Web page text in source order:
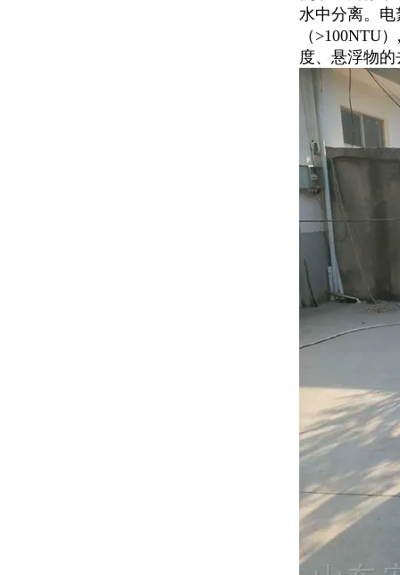
水中分离。
（>100NTU
度、悬浮物